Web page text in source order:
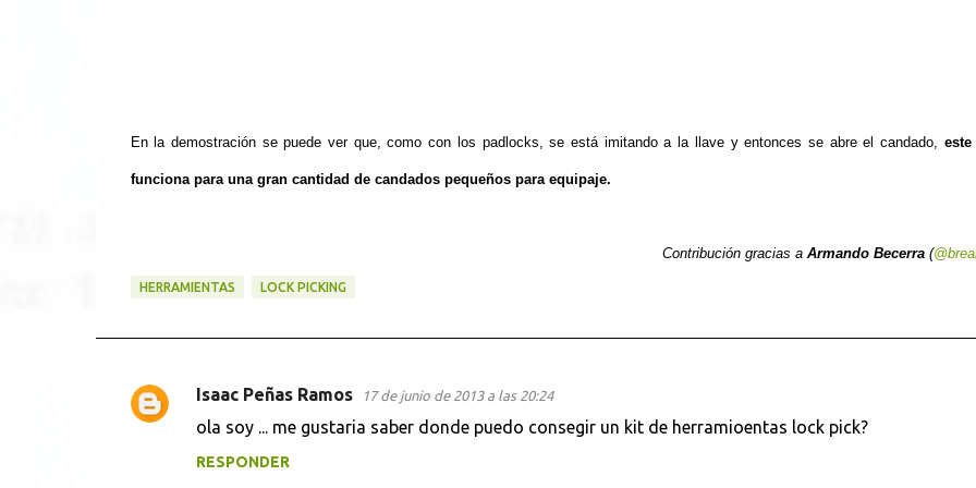
En la demostración se puede ver que, como con los padlocks, se está imitando a la llave y entonces se abre el candado,
funciona para una gran cantidad de candados pequeños para equipaje.
Contribución gracias a Armando Becerra(
HERRAMIENTAS LOCK PICKING
C
Isaac Peñas Ramos 17 de junio de 2013 a las 20:24
ola soy ... me gustaria saber donde puedo consegir un kit de herramioentas lock pick?
RESPONDER